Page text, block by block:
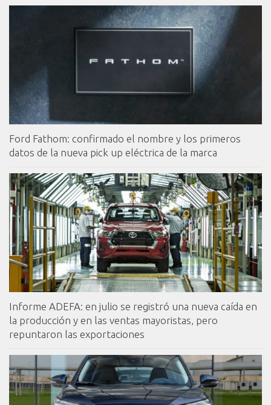
Ford Fathom: confirmado el nombre y los primeros
datos de la nueva pick up eléctrica de la marca
Informe ADEFA: en julio se registró una nueva caída en
la producción y en las ventas mayoristas, pero
repuntaron las exportaciones